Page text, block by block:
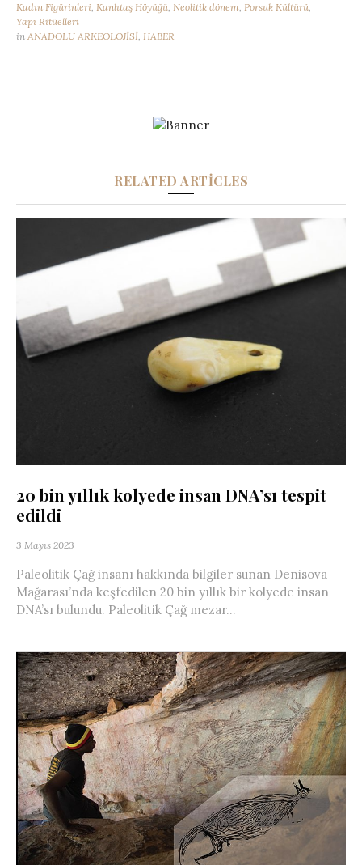
Kadın Figürinleri, Kanlıtaş Höyüğü, Neolitik dönem, Porsuk Kültürü,
Yapı Ritüelleri
in ANADOLU ARKEOLOJİSİ, HABER
RELATED ARTICLES
20 bin yıllık kolyede insan DNA’sı tespit
edildi
3 Mayıs 2023
Paleolitik Çağ insanı hakkında bilgiler sunan Denisova
Mağarası’nda keşfedilen 20 bin yıllık bir kolyede insan
DNA’sı bulundu. Paleolitik Çağ mezar...